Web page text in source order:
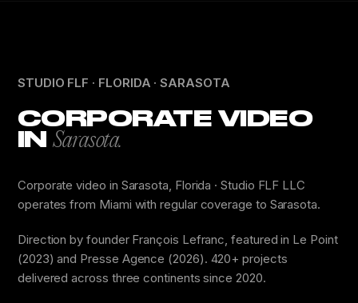
STUDIO FLF · FLORIDA · SARASOTA
CORPORATE VIDEO
INSarasota.
Corporate video in Sarasota, Florida · Studio FLF LLC
operates from Miami with regular coverage to Sarasota.
Direction by founder François Lefranc, featured in Le Point
(2023) and Presse Agence (2026). 420+ projects
delivered across three continents since 2020.